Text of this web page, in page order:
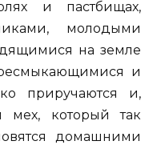
и пастбищах,
молодыми
на земле
и
приручаются и,
который так
домашними